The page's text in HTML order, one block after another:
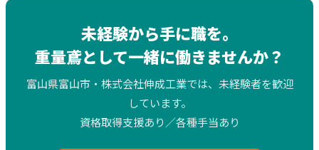
未経験から手に職を。
重量鳶として一緒に働きませんか？
富山県富山市・株式会社伸成工業では、未経験者を歓迎
しています。
資格取得支援あり／各種手当あり